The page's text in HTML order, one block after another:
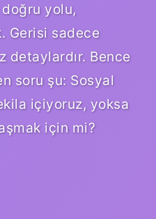
yolu,
Gerisi sadece
detaylardır. Bence
soru şu: Sosyal
içiyoruz, yoksa
için mi?